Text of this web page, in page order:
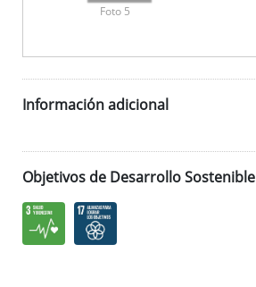
Foto 5
Información adicional
Objetivos de Desarrollo Sostenible